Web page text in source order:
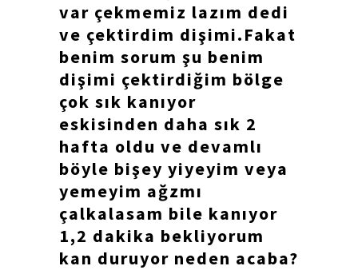
var çekmemiz lazım dedi
ve çektirdim dişimi.Fakat
benim sorum şu benim
dişimi çektirdiğim bölge
çok sık kanıyor
eskisinden daha sık 2
hafta oldu ve devamlı
böyle bişey yiyeyim veya
yemeyim ağzmı
çalkalasam bile kanıyor
1,2 dakika bekliyorum
kan duruyor neden acaba?